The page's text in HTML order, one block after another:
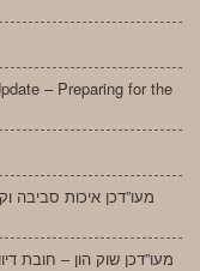
– Preparing for the
מעו”דכן איכות סביבה
מעו”דכן שוק הון – חובת